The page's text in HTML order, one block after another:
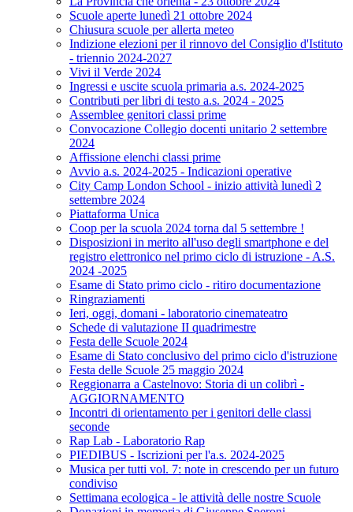
Scuole aperte lunedì 21 ottobre 2024
Chiusura scuole per allerta meteo
Indizione elezioni per il rinnovo del Consiglio d'Istituto
- triennio 2024-2027
Vivi il Verde 2024
Ingressi e uscite scuola primaria a.s. 2024-2025
Contributi per libri di testo a.s. 2024 - 2025
Assemblee genitori classi prime
Convocazione Collegio docenti unitario 2 settembre
2024
Affissione elenchi classi prime
Avvio a.s. 2024-2025 - Indicazioni operative
City Camp London School - inizio attività lunedì 2
settembre 2024
Piattaforma Unica
Coop per la scuola 2024 torna dal 5 settembre !
Disposizioni in merito all'uso degli smartphone e del
registro elettronico nel primo ciclo di istruzione - A.S.
2024 -2025
Esame di Stato primo ciclo - ritiro documentazione
Ringraziamenti
Ieri, oggi, domani - laboratorio cinemateatro
Schede di valutazione II quadrimestre
Festa delle Scuole 2024
Esame di Stato conclusivo del primo ciclo d'istruzione
Festa delle Scuole 25 maggio 2024
Reggionarra a Castelnovo: Storia di un colibrì -
AGGIORNAMENTO
Incontri di orientamento per i genitori delle classi
seconde
Rap Lab - Laboratorio Rap
PIEDIBUS - Iscrizioni per l'a.s. 2024-2025
Musica per tutti vol. 7: note in crescendo per un futuro
condiviso
Settimana ecologica - le attività delle nostre Scuole